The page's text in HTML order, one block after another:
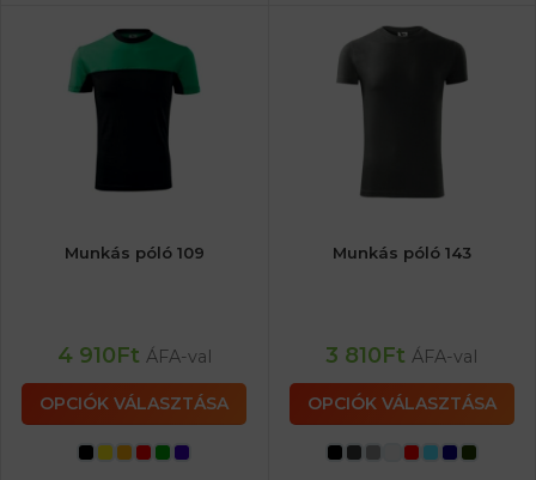
Munkás póló 109
4 910Ft ÁFA-val
OPCIÓK VÁLASZTÁSA
Munkás póló 143
3 810Ft ÁFA-val
OPCIÓK VÁLASZTÁSA